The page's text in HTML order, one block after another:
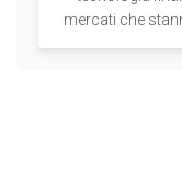
mercati che